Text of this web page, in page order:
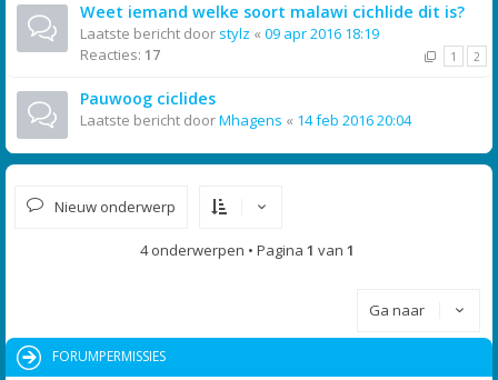
Weet iemand welke soort malawi cichlide dit is?
Laatste bericht door stylz « 09 apr 2016 18:19
Reacties: 17 1 2
Pauwoog ciclides
Laatste bericht doorMhagens « 14 feb 2016 20:04
Nieuw onderwerp
4 onderwerpen • Pagina 1 van 1
Ga naar
FORUMPERMISSIES